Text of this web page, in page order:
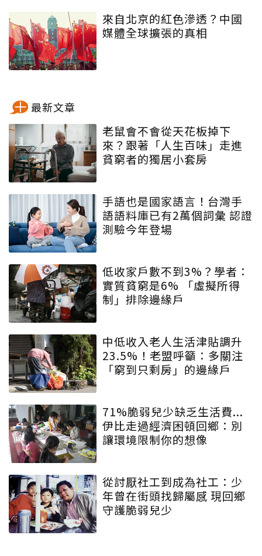
來自北京的紅色滲透？中國
媒體全球擴張的真相
最新文章
老鼠會不會從天花板掉下
來？跟著「人生百味」走進
貧窮者的獨居小套房
手語也是國家語言！台灣手
語語料庫已有2萬個詞彙 認證
測驗今年登場
低收家戶數不到3%？學者：
實質貧窮是6% 「虛擬所得
制」排除邊緣戶
中低收入老人生活津貼調升
23.5%！老盟呼籲：多關注
「窮到只剩房」的邊緣戶
71%脆弱兒少缺乏生活費...
伊比走過經濟困頓回鄉：別
讓環境限制你的想像
從討厭社工到成為社工：少
年曾在街頭找歸屬感 現回鄉
守護脆弱兒少